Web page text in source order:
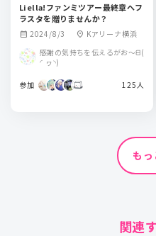
Liella!ファンミツアー最終章へフ
ラスタを贈りませんか？
calendar_month 2024/8/3 location_on Kアリーナ横浜
感謝の気持ちを伝えるがお〜ᗺ(
◜ヮ◝)
参加 125人
も
関連